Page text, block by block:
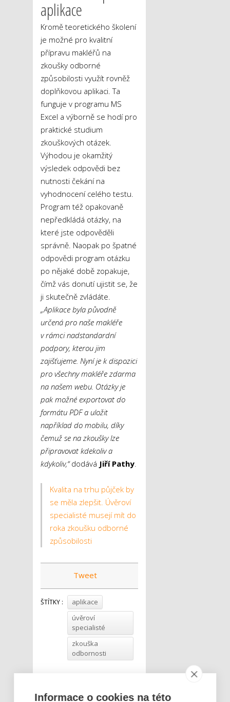
aplikace
Kromě teoretického školení
je možné pro kvalitní
přípravu makléřů na
zkoušky odborné
způsobilosti využít rovněž
doplňkovou aplikaci. Ta
funguje v programu MS
Excel a výborně se hodí pro
praktické studium
zkouškových otázek.
Výhodou je okamžitý
výsledek odpovědi bez
nutnosti čekání na
vyhodnocení celého testu.
Program též opakovaně
nepředkládá otázky, na
které jste odpověděli
správně. Naopak po špatné
odpovědi program otázku
po nějaké době zopakuje,
čímž vás donutí ujistit se, že
ji skutečně zvládáte.
„Aplikace byla původně
určená pro naše makléře
v rámci nadstandardní
podpory, kterou jim
zajišťujeme. Nyní je k dispozici
pro všechny makléře zdarma
na našem webu. Otázky je
pak možné exportovat do
formátu PDF a uložit
například do mobilu, díky
čemuž se na zkoušky lze
připravovat kdekoliv a
kdykoliv,“dodává Jiří Pathy
Kvalita na trhu půjček by
se měla zlepšit. Úvěroví
specialisté musejí mít do
roka zkoušku odborné
způsobilosti
Tweet
ŠTÍTKY :
aplikace
úvěroví
specialisté
zkouška
odbornosti
Informace o cookies na této